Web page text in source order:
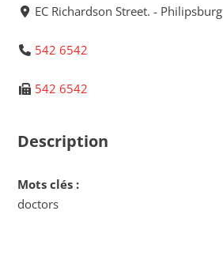
EC Richardson Street. - Philipsburg
542 6542
542 6542
Description
Mots clés :
doctors